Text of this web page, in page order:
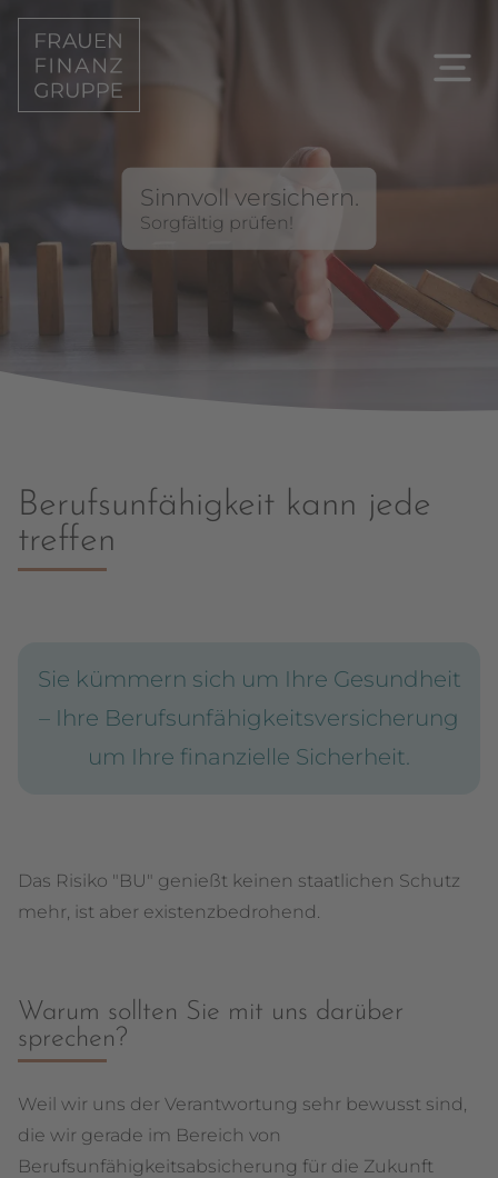
Sinnvoll versichern.
Sorgfältig prüfen!
Berufsunfähigkeit kann jede
treffen
Sie kümmern sich um Ihre Gesundheit
– Ihre Berufsunfähigkeitsversicherung
um Ihre finanzielle Sicherheit.
Das Risiko "BU" genießt keinen staatlichen Schutz
mehr, ist aber existenzbedrohend.
Warum sollten Sie mit uns darüber
sprechen?
Weil wir uns der Verantwortung sehr bewusst sind,
die wir gerade im Bereich von
Berufsunfähigkeitsabsicherung für die Zukunft